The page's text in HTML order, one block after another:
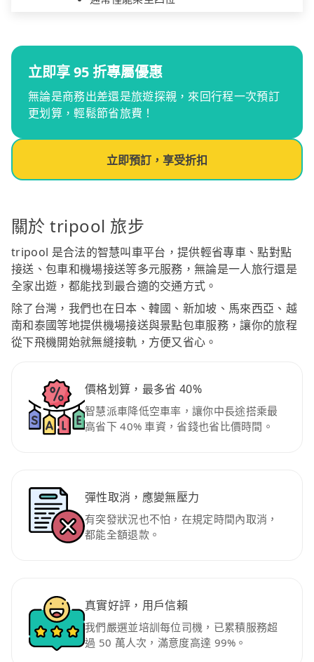
立即享 95 折專屬優惠
無論是商務出差還是旅遊探親，來回行程一次預訂
更划算，輕鬆節省旅費！
立即預訂，享受折扣
關於 tripool 旅步
tripool 是合法的智慧叫車平台，提供輕省專車、點對點
接送、包車和機場接送等多元服務，無論是一人旅行還是
全家出遊，都能找到最合適的交通方式。
除了台灣，我們也在日本、韓國、新加坡、馬來西亞、越
南和泰國等地提供機場接送與景點包車服務，讓你的旅程
從下飛機開始就無縫接軌，方便又省心。
價格划算，最多省 40%
智慧派車降低空車率，讓你中長途搭乘最
高省下 40% 車資，省錢也省比價時間。
彈性取消，應變無壓力
有突發狀況也不怕，在規定時間內取消，
都能全額退款。
真實好評，用戶信賴
我們嚴選並培訓每位司機，已累積服務超
過 50 萬人次，滿意度高達 99%。